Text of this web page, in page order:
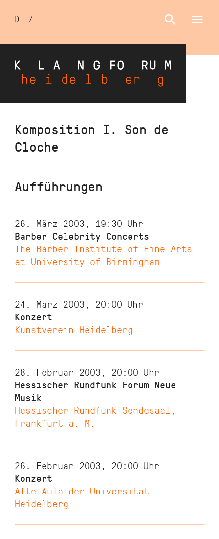
Direkt
Inhalt
Sprachumschalter
D /
Komposition I. Son de
Cloche
Aufführungen
26. März 2003, 19:30 Uhr
Barber Celebrity Concerts
The Barber Institute of Fine Arts
at University of Birmingham
24. März 2003, 20:00 Uhr
Konzert
Kunstverein Heidelberg
28. Februar 2003, 20:00 Uhr
Hessischer Rundfunk Forum Neue
Musik
Hessischer Rundfunk Sendesaal,
Frankfurt a. M.
26. Februar 2003, 20:00 Uhr
Konzert
Alte Aula der Universität
Heidelberg